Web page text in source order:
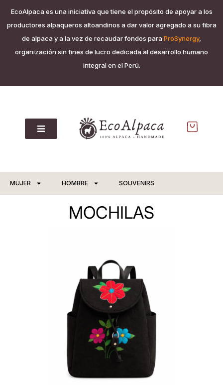
EcoAlpaca es una iniciativa que tiene el propósito de apoyar a los
productores alpaqueros altoandinos a dar valor agregado a su fibra
de alpaca y a la vez de recaudar fondos para ProSynergy,
organización sin fines de lucro dedicada al desarrollo humano
integral en el Perú.
MUJER HOMBRE SOUVENIRS
MOCHILAS